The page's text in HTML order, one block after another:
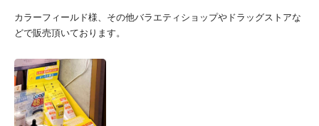
カラーフィールド様、その他バラエティショップやドラッグストアな
どで販売頂いております。